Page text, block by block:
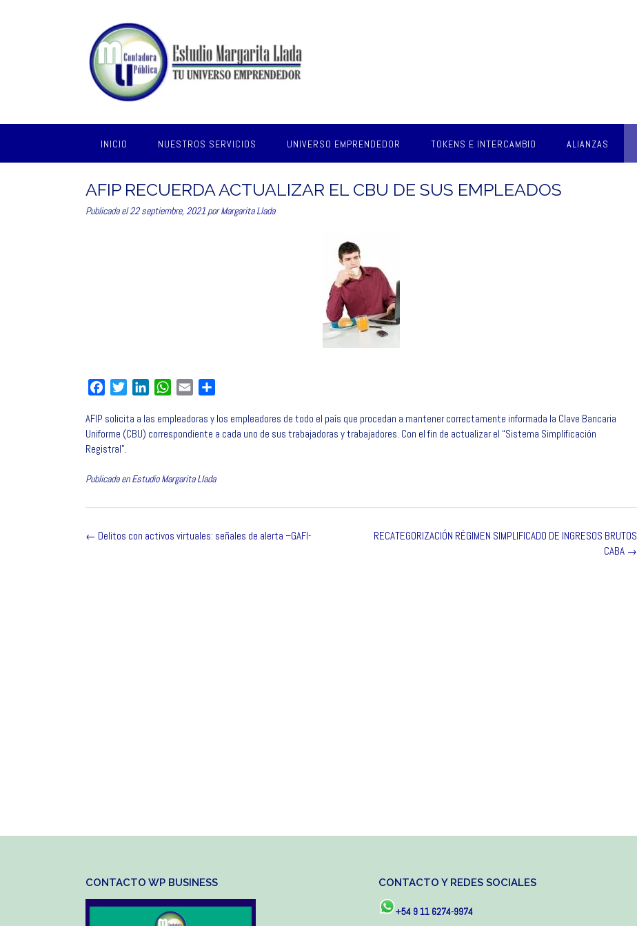
INICIO NUESTROS SERVICIOS UNIVERSO EMPRENDEDOR TOKENS E INTERCAMBIO ALIANZAS
AFIP RECUERDA ACTUALIZAR EL CBU DE SUS EMPLEADOS
Publicada el22 septiembre, 2021 porMargarita Llada
c
e
b
o
i
t
r
n
k
I
W
a
t
p
a
i
m
p
t
AFIP solicita a las empleadoras y los empleadores de todo el país que procedan a mantener correctamente informada la Clave Bancaria
Uniforme (CBU) correspondiente a cada uno de sus trabajadoras y trabajadores. Con el fin de actualizar el “Sistema Simplificación
Registral”.
Publicada enEstudio Margarita Llada
Navegación
RECATEGORIZACIÓN RÉGIMEN SIMPLIFICADO DE INGRESOS BRUTOS
CABA →
← Delitos con activos virtuales: señales de alerta –GAFI-
CONTACTO WP BUSINESS CONTACTO Y REDES SOCIALES
+54 9 11 6274-9974